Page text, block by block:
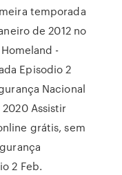
temporada
de 2012 no
-
Episodio 2
Nacional
Assistir
grátis, sem
2 Feb.